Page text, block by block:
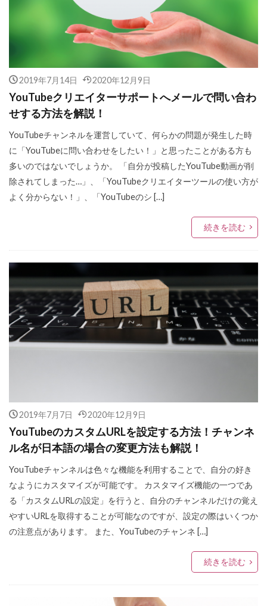
2019年7月14日 2020年12月9日
YouTubeクリエイターサポートへメールで問い合わ
せする方法を解説！
YouTubeチャンネルを運営していて、何らかの問題が発生した時
に「YouTubeに問い合わせをしたい！」と思ったことがある方も
多いのではないでしょうか。 「自分が投稿したYouTube動画が削
除されてしまった…」、「YouTubeクリエイターツールの使い方が
よく分からない！」、「YouTubeのシ […]
続きを読む
2019年7月7日 2020年12月9日
YouTubeのカスタムURLを設定する方法！チャンネ
ル名が日本語の場合の変更方法も解説！
YouTubeチャンネルは色々な機能を利用することで、自分の好き
なようにカスタマイズが可能です。 カスタマイズ機能の一つであ
る「カスタムURLの設定」を行うと、自分のチャンネルだけの覚え
やすいURLを取得することが可能なのですが、設定の際はいくつか
の注意点があります。 また、YouTubeのチャンネ […]
続きを読む